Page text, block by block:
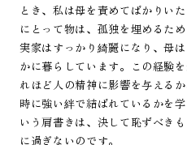
とき、私は母を責めてばかりい
にとって物は、孤独を埋めるた
実家はすっかり綺麗になり、母
かに暮らしています。この経験
れほど人の精神に影響を与える
時に強い絆で結ばれているかを
いう肩書きは、決して恥ずべき
に過ぎないのです。